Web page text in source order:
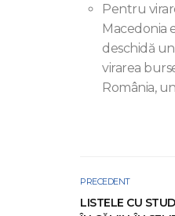
Pentru
Macedonia
deschidă
virarea
România,
PRECEDENT
LISTELE CU